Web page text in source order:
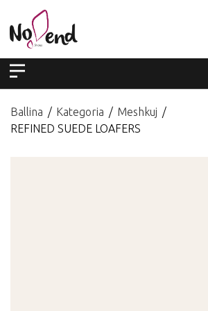
Ballina Kategoria
Meshkuj
REFINED SUEDE LOAFERS